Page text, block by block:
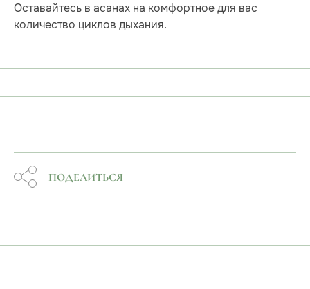
Оставайтесь в асанах на комфортное для вас
количество циклов дыхания.
ПОДЕЛИТЬСЯ